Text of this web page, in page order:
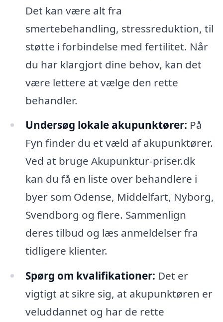
Det kan være alt fra
smertebehandling, stressreduktion, til
støtte i forbindelse med fertilitet. Når
du har klargjort dine behov, kan det
være lettere at vælge den rette
behandler.
Undersøg lokale akupunktører: På
Fyn finder du et væld af akupunktører.
Ved at bruge Akupunktur-priser.dk
kan du få en liste over behandlere i
byer som Odense, Middelfart, Nyborg,
Svendborg og flere. Sammenlign
deres tilbud og læs anmeldelser fra
tidligere klienter.
Spørg om kvalifikationer: Det er
vigtigt at sikre sig, at akupunktøren er
veluddannet og har de rette